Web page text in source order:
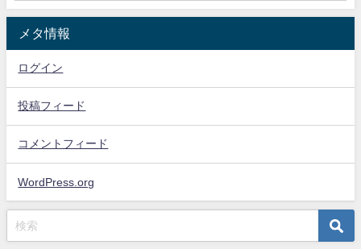
メタ情報
ログイン
投稿フィード
コメントフィード
WordPress.org